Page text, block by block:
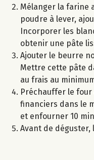
Mélanger la farine
poudre à lever,
Incorporer les
obtenir une pâte
Ajouter le beurre
Mettre cette pâte
au frais au
Préchauffer le four
financiers dans le
et enfourner 10
Avant de